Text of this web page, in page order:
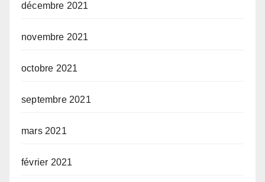
décembre 2021
novembre 2021
octobre 2021
septembre 2021
mars 2021
février 2021